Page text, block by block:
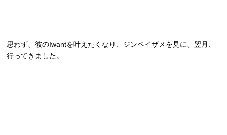
思わず、彼のIwantを叶えたくなり、ジンベイザメを見に、翌月、
行ってきました。